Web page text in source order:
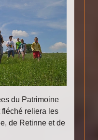
du Patrimoine
fléché reliera les
de Retinne et de